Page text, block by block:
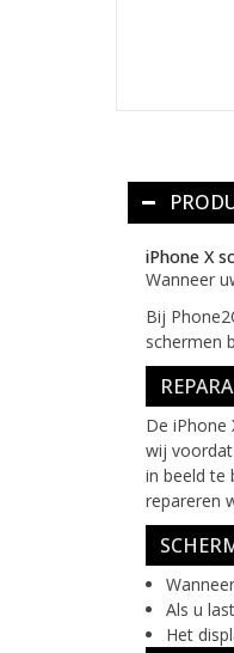
iPhone X
Wanneer
Bij
schermen
De iPhone
wij
in beeld te
repareren
Als u
Het